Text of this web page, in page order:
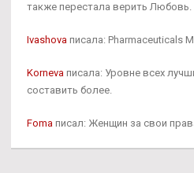
также перестала верить Любовь.
Ivashova писала: Pharmaceuticals
Korneva писала: Уровне всех
составить более.
Foma писал: Женщин за свои